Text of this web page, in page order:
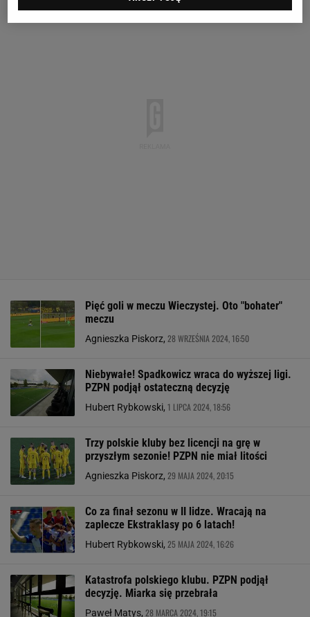
Pięć goli w meczu Wieczystej. Oto "bohater"
meczu
Agnieszka Piskorz, 28 WRZEŚNIA 2024, 16:50
Niebywałe! Spadkowicz wraca do wyższej ligi.
PZPN podjął ostateczną decyzję
Hubert Rybkowski, 1 LIPCA 2024, 18:56
Trzy polskie kluby bez licencji na grę w
przyszłym sezonie! PZPN nie miał litości
Agnieszka Piskorz, 29 MAJA 2024, 20:15
Co za finał sezonu w II lidze. Wracają na
zaplecze Ekstraklasy po 6 latach!
Hubert Rybkowski, 25 MAJA 2024, 16:26
Katastrofa polskiego klubu. PZPN podjął
decyzję. Miarka się przebrała
Paweł Matys, 28 MARCA 2024, 19:15